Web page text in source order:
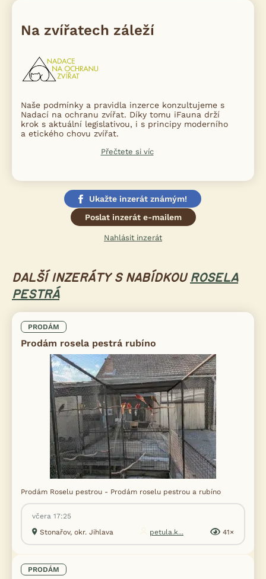
Na zvířatech záleží
Naše podmínky a pravidla inzerce konzultujeme s
Nadací na ochranu zvířat. Díky tomu iFauna drží
krok s aktuální legislativou, i s principy moderního
a etického chovu zvířat.
Přečtete si víc
Ukažte inzerát známým!
Poslat inzerát e-mailem
Nahlásit inzerát
DALŠÍ INZERÁTY S NABÍDKOU ROSELA
PESTRÁ
PRODÁM
Prodám rosela pestrá rubíno
Prodám Roselu pestrou - Prodám roselu pestrou a rubíno
včera 17:25
Stonařov, okr. Jihlava
petula.k... 41×
PRODÁM